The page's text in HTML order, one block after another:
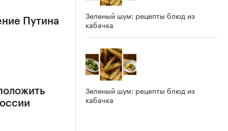
Путина
Зеленый шум: рецепты блюд из
кабачка
Зеленый шум: рецепты блюд из
кабачка